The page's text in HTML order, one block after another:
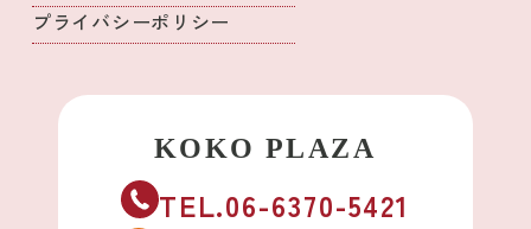
プライバシーポリシー
TEL.06-6370-5421